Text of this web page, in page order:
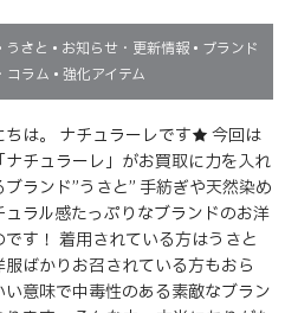
うさと • お知らせ・更新情報• ブランド
コラム • 強化アイテム
ちは。 ナチュラーレです★ 今回は
ナチュラーレ」がお買取に力を入れ
ブランド”うさと” 手紡ぎや天然染め
ュラル感たっぷりなブランドのお洋
です！ 着用されている方はうさと
服ばかりお召されている方もおら
い意味で中毒性のある素敵なブラン